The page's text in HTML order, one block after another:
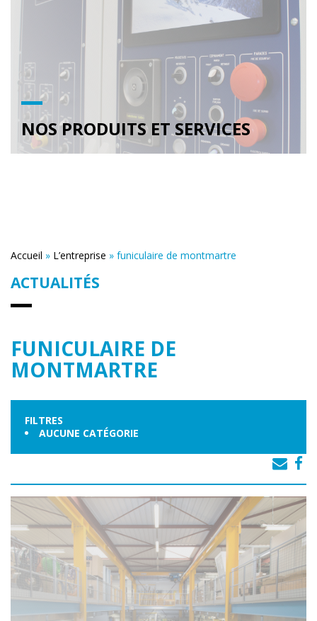
NOS PRODUITS ET SERVICES
Accueil » L’entreprise » funiculaire de montmartre
ACTUALITÉS
FUNICULAIRE DE
MONTMARTRE
FILTRES
AUCUNE CATÉGORIE